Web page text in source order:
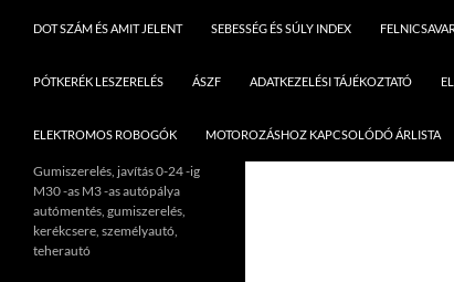
DOT SZÁM ÉS AMIT JELENT SEBESSÉG ÉS SÚLY INDEX
PÓTKERÉK LESZERELÉS ÁSZF ADATKEZELÉSI TÁJÉKOZTATÓ
ELEKTROMOS ROBOGÓK MOTOROZÁSHOZ KAPCSOLÓDÓ ÁRLISTA
Gumiszerelés, javítás 0-24 -ig
M30 -as M3 -as autópálya
autómentés, gumiszerelés,
kerékcsere, személyautó,
teherautó